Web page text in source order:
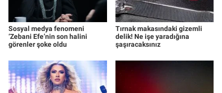
Sosyal medya fenomeni
‘Zebani Efe’nin son halini
görenler şoke oldu
Tırnak makasındaki gizemli
delik! Ne işe yaradığına
şaşıracaksınız